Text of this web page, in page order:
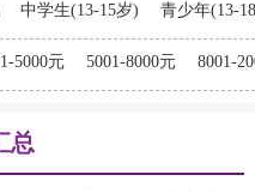
中学生(13-15岁) 青少年(13-
5000元 5001-8000元 8001-
总